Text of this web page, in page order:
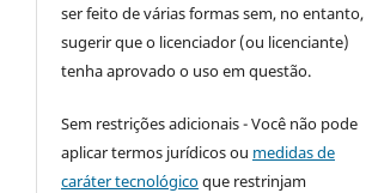
ser feito de várias formas sem, no entanto,
sugerir que o licenciador (ou licenciante)
tenha aprovado o uso em questão.
Sem restrições adicionais - Você não pode
aplicar termos jurídicos ou medidas de
caráter tecnológicoque restrinjam